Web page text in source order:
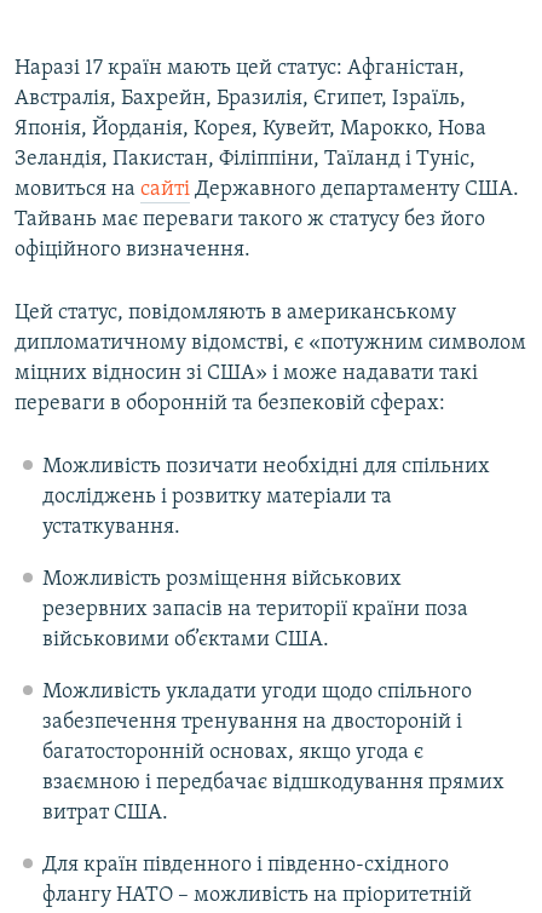
Наразі 17 країн мають цей статус: Афганістан,
Австралія, Бахрейн, Бразилія, Єгипет, Ізраїль,
Японія, Йорданія, Корея, Кувейт, Марокко, Нова
Зеландія, Пакистан, Філіппіни, Таїланд і Туніс,
мовиться на сайті Державного департаменту США.
Тайвань має переваги такого ж статусу без його
офіційного визначення.
Цей статус, повідомляють в американському
дипломатичному відомстві, є «потужним символом
міцних відносин зі США» і може надавати такі
переваги в оборонній та безпековій сферах:
Можливість позичати необхідні для спільних
досліджень і розвитку матеріали та
устаткування.
Можливість розміщення військових
резервних запасів на території країни поза
військовими об’єктами США.
Можливість укладати угоди щодо спільного
забезпечення тренування на двостороній і
багатосторонній основах, якщо угода є
взаємною і передбачає відшкодування прямих
витрат США.
Для країн південного і південно-східного
флангу НАТО – можливість на пріоритетній